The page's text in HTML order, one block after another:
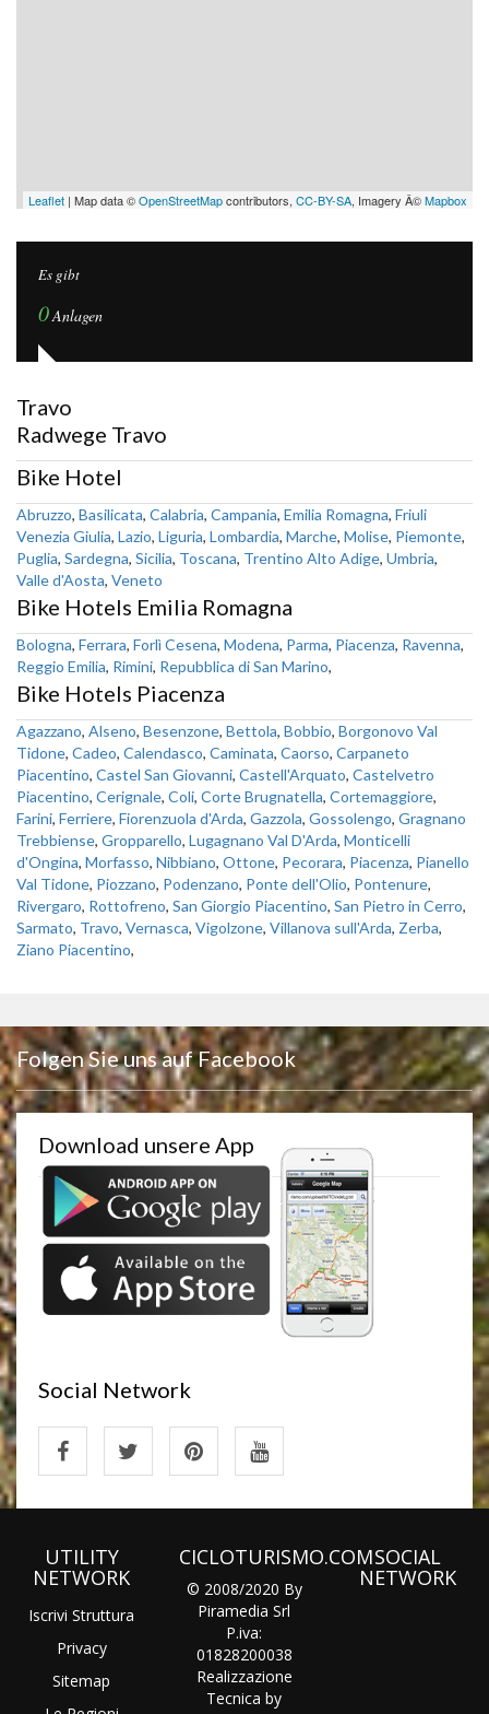
Leaflet | Map data ©OpenStreetMapcontributors, CC-BY-SA, Imagery Â©Mapbox
Es gibt
0Anlagen
Travo
Radwege Travo
Bike Hotel
Abruzzo, Basilicata, Calabria, Campania, Emilia Romagna, Friuli
Venezia Giulia, Lazio, Liguria, Lombardia, Marche, Molise, Piemonte,
Puglia, Sardegna, Sicilia, Toscana, Trentino Alto Adige, Umbria,
Valle d'Aosta, Veneto
Bike Hotels Emilia Romagna
Bologna, Ferrara, Forlì Cesena, Modena, Parma, Piacenza, Ravenna,
Reggio Emilia, Rimini, Repubblica di San Marino,
Bike Hotels Piacenza
Agazzano, Alseno, Besenzone, Bettola, Bobbio, Borgonovo Val
Tidone, Cadeo, Calendasco, Caminata, Caorso, Carpaneto
Piacentino, Castel San Giovanni, Castell'Arquato, Castelvetro
Piacentino, Cerignale, Coli, Corte Brugnatella, Cortemaggiore,
Farini, Ferriere, Fiorenzuola d'Arda, Gazzola, Gossolengo, Gragnano
Trebbiense, Gropparello, Lugagnano Val D'Arda, Monticelli
d'Ongina, Morfasso, Nibbiano, Ottone, Pecorara, Piacenza, Pianello
Val Tidone, Piozzano, Podenzano, Ponte dell'Olio, Pontenure,
Rivergaro, Rottofreno, San Giorgio Piacentino, San Pietro in Cerro,
Sarmato, Travo, Vernasca, Vigolzone, Villanova sull'Arda, Zerba,
Ziano Piacentino,
Folgen Sie uns auf Facebook
Download unsere App
Social Network
UTILITY
NETWORK
Iscrivi Struttura
Privacy
Sitemap
CICLOTURISMO.COM
© 2008/2020 By
Piramedia Srl
P.iva:
01828200038
Realizzazione
Tecnica by
SOCIAL
NETWORK